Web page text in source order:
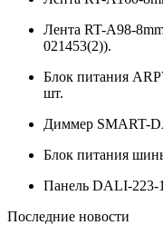
Лента RT-A98-
021453(2)).
Блок питания
шт.
Диммер SMART-
Блок питания
Панель DALI-223-
Последние новости